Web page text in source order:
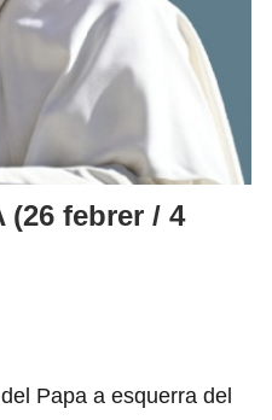
(26 febrer / 4
Papa a esquerra del